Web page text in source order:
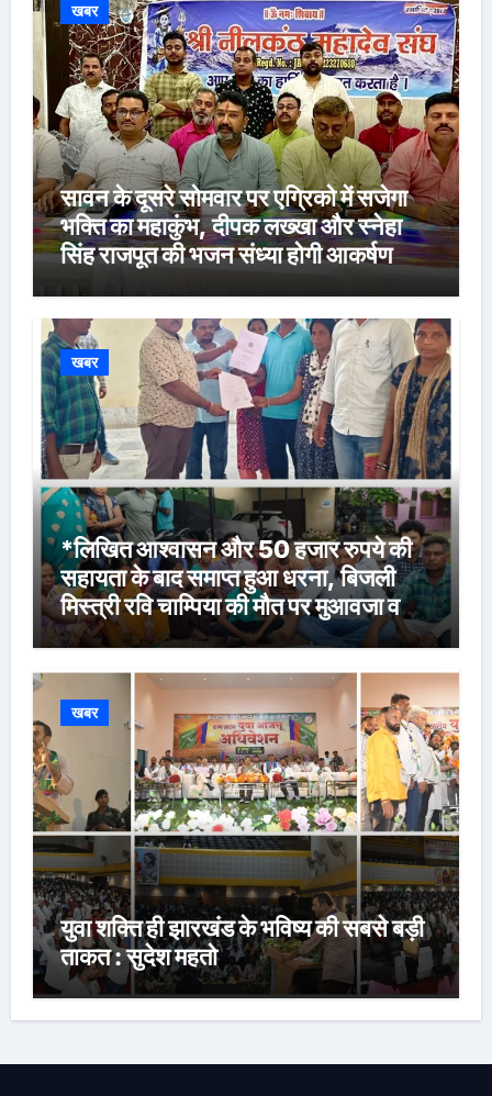
खबर
सावन के दूसरे सोमवार पर एग्रिको में सजेगा
भक्ति का महाकुंभ, दीपक लख्खा और स्नेहा
सिंह राजपूत की भजन संध्या होगी आकर्षण
खबर
*लिखित आश्वासन और 50 हजार रुपये की
सहायता के बाद समाप्त हुआ धरना, बिजली
मिस्त्री रवि चाम्पिया की मौत पर मुआवजा व
नौकरी की मांग*
खबर
युवा शक्ति ही झारखंड के भविष्य की सबसे बड़ी
ताकत : सुदेश महतो